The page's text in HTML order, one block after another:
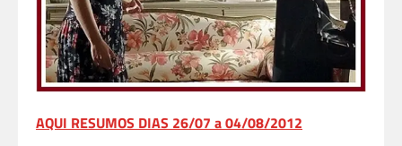
AQUI RESUMOS DIAS 26/07 a 04/08/2012